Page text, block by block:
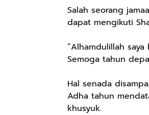
Salah seorang
dapat mengikuti
“Alhamdulillah
Semoga tahun
Hal senada
Adha tahun
khusyuk.